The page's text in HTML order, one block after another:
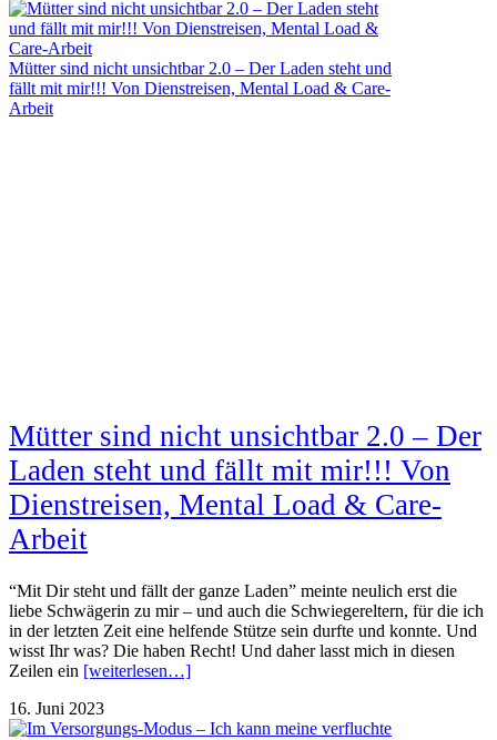
Mütter sind nicht unsichtbar 2.0 – Der Laden steht und
fällt mit mir!!! Von Dienstreisen, Mental Load & Care-
Arbeit
Mütter sind nicht unsichtbar 2.0 – Der
Laden steht und fällt mit mir!!! Von
Dienstreisen, Mental Load & Care-
Arbeit
“Mit Dir steht und fällt der ganze Laden” meinte neulich erst die
liebe Schwägerin zu mir – und auch die Schwiegereltern, für die ich
in der letzten Zeit eine helfende Stütze sein durfte und konnte. Und
wisst Ihr was? Die haben Recht! Und daher lasst mich in diesen
Zeilen ein [weiterlesen…]
16. Juni 2023